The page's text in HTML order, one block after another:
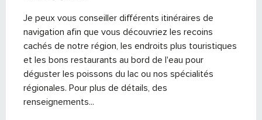
Je peux vous conseiller différents itinéraires de
navigation afin que vous découvriez les recoins
cachés de notre région, les endroits plus touristiques
et les bons restaurants au bord de l'eau pour
déguster les poissons du lac ou nos spécialités
régionales. Pour plus de détails, des
renseignements...